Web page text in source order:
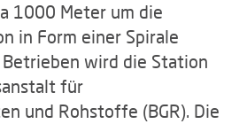
1000 Meter um die
in Form einer Spirale
wird die Station
für
und Rohstoffe (BGR). Die